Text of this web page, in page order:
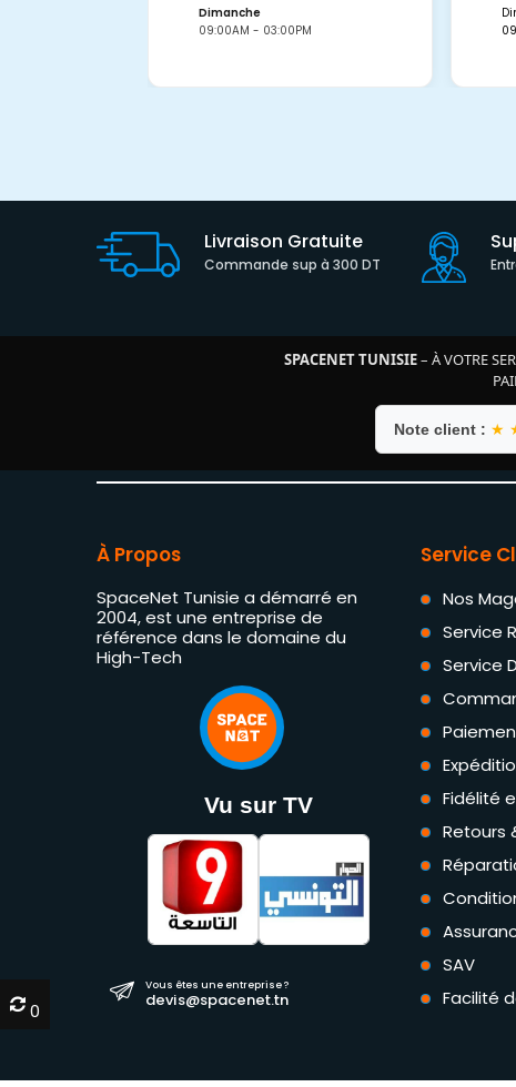
Dimanche
09:00AM - 03:00PM
Livraison Gratuite
Commande sup à 300 DT
SPACENET TUNISIE– À VOTRE
Note client : ★
À Propos
SpaceNet Tunisie a démarré en
2004, est une entreprise de
référence dans le domaine du
High-Tech
Vu sur TV
Vous êtes une entreprise ?
devis@spacenet.tn
Service
Nos
Service
Service
Fidélité
Retours
SAV
Facilité
0
0